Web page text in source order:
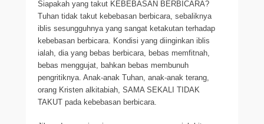
Siapakah yang takut KEBEBASAN BERBICARA?
Tuhan tidak takut kebebasan berbicara, sebaliknya
iblis sesungguhnya yang sangat ketakutan terhadap
kebebasan berbicara. Kondisi yang diinginkan iblis
ialah, dia yang bebas berbicara, bebas memfitnah,
bebas menggujat, bahkan bebas membunuh
pengritiknya. Anak-anak Tuhan, anak-anak terang,
orang Kristen alkitabiah, SAMA SEKALI TIDAK
TAKUT pada kebebasan berbicara.